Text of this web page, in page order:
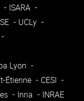
ISARA
UCLy
Lyon
Étienne
CESI
Inria INRAE